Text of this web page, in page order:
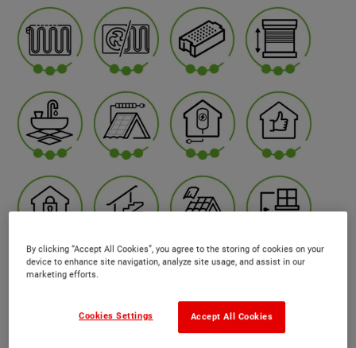
By clicking “Accept All Cookies”, you agree to the storing of cookies on your
device to enhance site navigation, analyze site usage, and assist in our
marketing efforts.
Accept All Cookies
Cookies Settings